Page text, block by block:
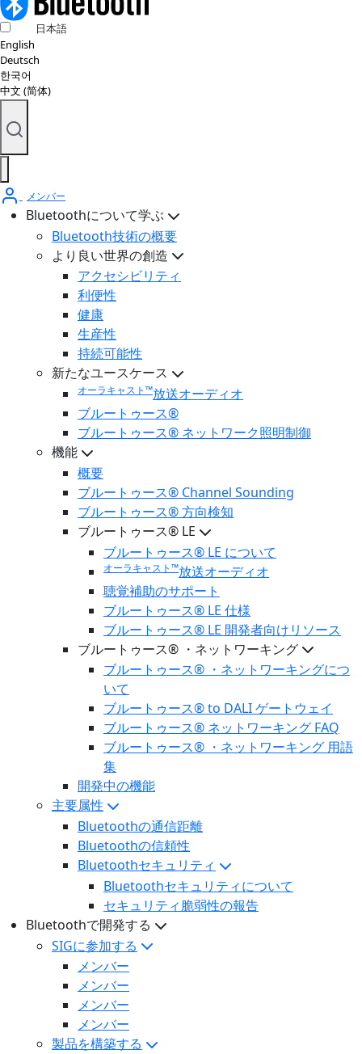
日本語
English
Deutsch
한국어
中文 (简体)
メンバー
Bluetoothについて学ぶ
Bluetooth技術の概要
より良い世界の創造
アクセシビリティ
利便性
健康
生産性
持続可能性
新たなユースケース
オーラキャスト™放送オーディオ
ブルートゥース®
ブルートゥース® ネットワーク照明制御
機能
概要
ブルートゥース® Channel Sounding
ブルートゥース® 方向検知
ブルートゥース® LE
ブルートゥース® LE について
オーラキャスト™放送オーディオ
聴覚補助のサポート
ブルートゥース® LE 仕様
ブルートゥース® LE 開発者向けリソース
ブルートゥース® ・ネットワーキング
ブルートゥース® ・ネットワーキングにつ
いて
ブルートゥース® to DALI ゲートウェイ
ブルートゥース® ネットワーキング FAQ
ブルートゥース® ・ネットワーキング 用語
集
開発中の機能
主要属性
Bluetoothの通信距離
Bluetoothの信頼性
Bluetoothセキュリティ
Bluetoothセキュリティについて
セキュリティ脆弱性の報告
Bluetoothで開発する
SIGに参加する
メンバー
メンバー
メンバー
メンバー
製品を構築する